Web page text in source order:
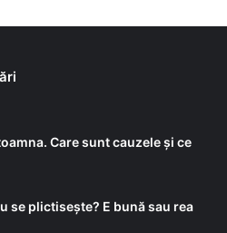
Care sunt cauzele și ce
se plictisește? E bună sau rea